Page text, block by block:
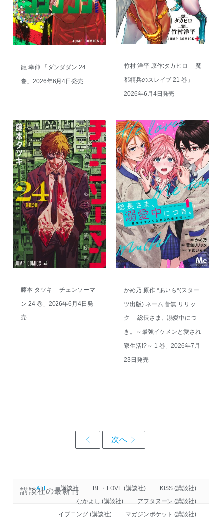
龍 幸伸 「ダンダダン 24
巻」2026年6月4日発売
竹村 洋平 原作:タカヒロ 「魔
都精兵のスレイブ 21 巻」
2026年6月4日発売
藤本 タツキ 「チェンソーマ
ン 24 巻」2026年6月4日発
売
かめ乃 原作:*あいら*(スター
ツ出版) ネーム:蕾無 リリッ
ク 「総長さま、溺愛中につ
き。～最強イケメンと愛され
寮生活!?～ 1 巻」2026年7月
23日発売
講談社の最新刊
ALL 講談社 BE・LOVE (講談社)
KISS (講談社)
なかよし (講談社)
アフタヌーン (講談社)
イブニング (講談社)
マガジンポケット (講談社)